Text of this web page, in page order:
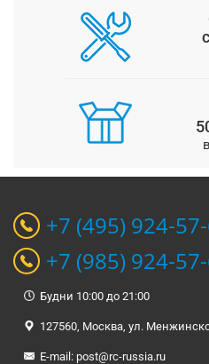
+7 (495) 924-
+7 (985) 924-
Будни 10:00 до 21:00
127560, Москва, ул.
E-mail: post@rc-russia.ru